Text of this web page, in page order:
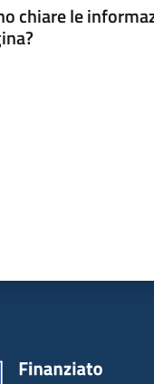
chiare le